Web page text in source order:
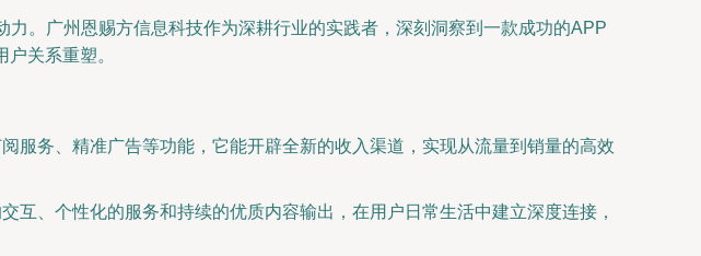
。广州恩赐方信息科技作为深耕行业的实践者，深刻洞察到一款成功的APP
关系重塑。
服务、精准广告等功能，它能开辟全新的收入渠道，实现从流量到销量的高效
互、个性化的服务和持续的优质内容输出，在用户日常生活中建立深度连接，